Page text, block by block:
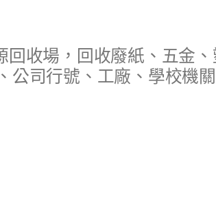
回收場，回收廢紙、五金
公司行號、工廠、學校機